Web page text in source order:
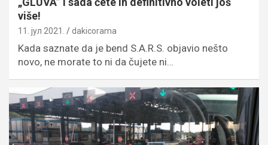
više!
11. јул 2021. dakicorama
Kada saznate da je bend S.A.R.S. objavio nešto
novo, ne morate to ni da čujete ni…